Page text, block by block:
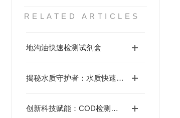
RELATED ARTICLES
地沟油快速检测试剂盒
揭秘水质守护者：水质快速检测试剂的神奇力量
创新科技赋能：COD检测试剂来袭